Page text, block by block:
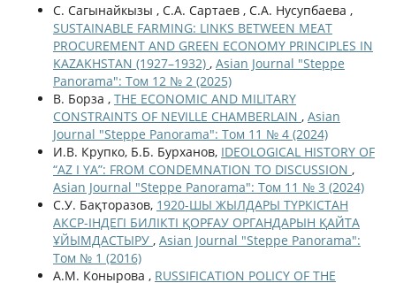
С. Сагынайкызы , С.A. Сартаев , С.A. Нусупбаева ,
SUSTAINABLE FARMING: LINKS BETWEEN MEAT
PROCUREMENT AND GREEN ECONOMY PRINCIPLES IN
KAZAKHSTAN (1927–1932) , Asian Journal "Steppe
Panorama": Том 12 № 2 (2025)
В. Борза , THE ECONOMIC AND MILITARY
CONSTRAINTS OF NEVILLE CHAMBERLAIN , Asian
Journal "Steppe Panorama": Том 11 № 4 (2024)
И.В. Крупко, Б.Б. Бурханов, IDEOLOGICAL HISTORY OF
“AZ I YA”: FROM CONDEMNATION TO DISCUSSION ,
Asian Journal "Steppe Panorama": Том 11 № 3 (2024)
С.У. Бақторазов, 1920-ШЫ ЖЫЛДАРЫ ТҮРКІСТАН
АКСР-ІНДЕГІ БИЛІКТІ ҚОРҒАУ ОРГАНДАРЫН ҚАЙТА
ҰЙЫМДАСТЫРУ , Asian Journal "Steppe Panorama":
Том № 1 (2016)
А.М. Конырова , RUSSIFICATION POLICY OF THE